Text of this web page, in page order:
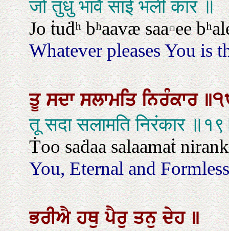
जो तुधु भावै साई भली कार ॥
Jo ṫuḋʰ bʰaavæ saa▫ee
Whatever pleases You is
ਤੂਸਦਾਸਲਾਮਤਿਨਿਰੰਕਾਰ
तू सदा सलामति निरंकार
Ṫoo saḋaa salaamaṫ
You, Eternal and
ਭਰੀਐਹਥੁਪੈਰੁਤਨੁਦੇਹ॥